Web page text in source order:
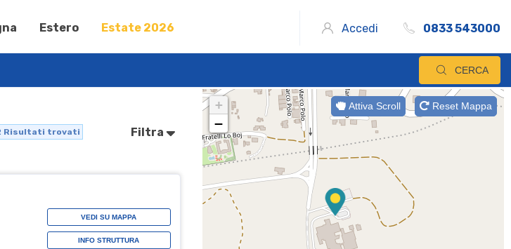
Estero Estate 2026 Accedi 0833 543000
CERCA
Risultati trovati Filtra
VEDI SU MAPPA
INFO STRUTTURA
Attiva Scroll Reset Mappa
+
−